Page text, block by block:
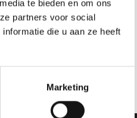
te bieden en om ons
partners voor social
die u aan ze heeft
Marketing